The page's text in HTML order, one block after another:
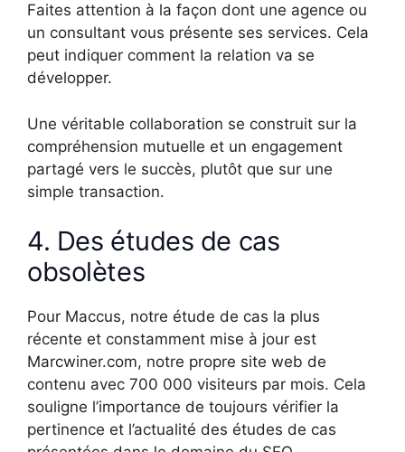
Faites attention à la façon dont une agence ou
un consultant vous présente ses services. Cela
peut indiquer comment la relation va se
développer.
Une véritable collaboration se construit sur la
compréhension mutuelle et un engagement
partagé vers le succès, plutôt que sur une
simple transaction.
4. Des études de cas
obsolètes
Pour Maccus, notre étude de cas la plus
récente et constamment mise à jour est
Marcwiner.com, notre propre site web de
contenu avec 700 000 visiteurs par mois. Cela
souligne l’importance de toujours vérifier la
pertinence et l’actualité des études de cas